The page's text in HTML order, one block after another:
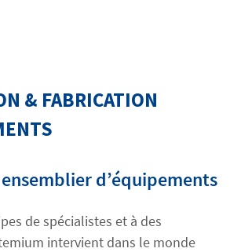
linkedinyoutube
& FABRICATION
d’équipements
de spécialistes et à des
intervient dans le monde